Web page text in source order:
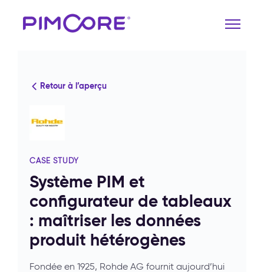
Retour à l’aperçu
CASE STUDY
Système PIM et
configurateur de tableaux
: maîtriser les données
produit hétérogènes
Fondée en 1925, Rohde AG fournit aujourd’hui